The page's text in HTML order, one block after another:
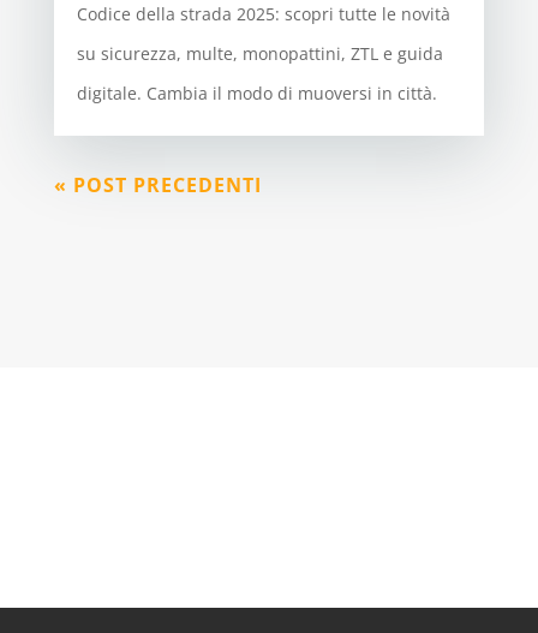
Codice della strada 2025: scopri tutte le novità
su sicurezza, multe, monopattini, ZTL e guida
digitale. Cambia il modo di muoversi in città.
« POST PRECEDENTI